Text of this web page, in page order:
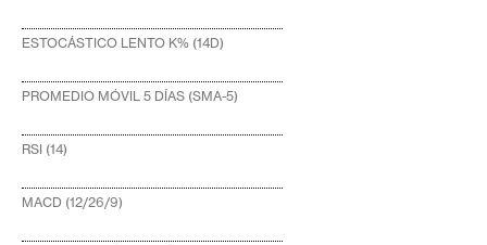
ESTOCÁSTICO LENTO K% (14D)
PROMEDIO MÓVIL 5 DÍAS (SMA-5)
RSI (14)
MACD (12/26/9)